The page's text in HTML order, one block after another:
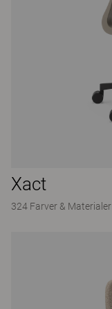
Xact
324 Farver & Materialer